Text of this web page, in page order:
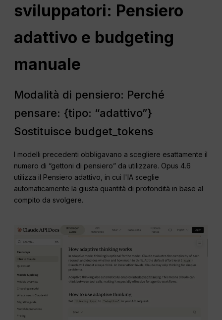
sviluppatori: Pensiero
adattivo e budgeting
manuale
Modalità di pensiero: Perché
pensare: {tipo: “adattivo”}
Sostituisce budget_tokens
I modelli precedenti obbligavano a scegliere esattamente il
numero di “gettoni di pensiero” da utilizzare. Opus 4.6
utilizza il Pensiero adattivo, in cui l'IA sceglie
automaticamente la giusta quantità di profondità in base al
compito da svolgere.